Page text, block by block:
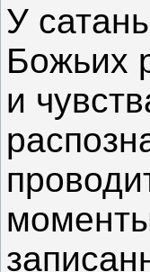
У
Божьих
и